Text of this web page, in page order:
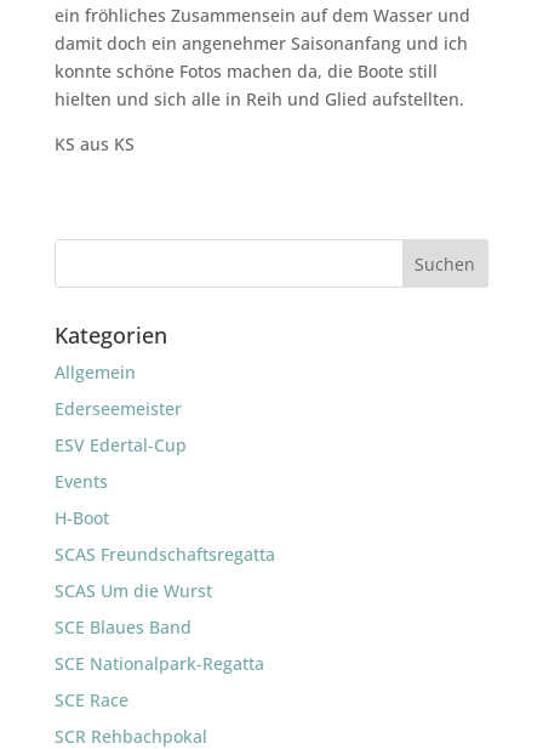
ein fröhliches Zusammensein auf dem Wasser und
damit doch ein angenehmer Saisonanfang und ich
konnte schöne Fotos machen da, die Boote still
hielten und sich alle in Reih und Glied aufstellten.
KS aus KS
Kategorien
Allgemein
Ederseemeister
ESV Edertal-Cup
Events
H-Boot
SCAS Freundschaftsregatta
SCAS Um die Wurst
SCE Blaues Band
SCE Nationalpark-Regatta
SCE Race
SCR Rehbachpokal